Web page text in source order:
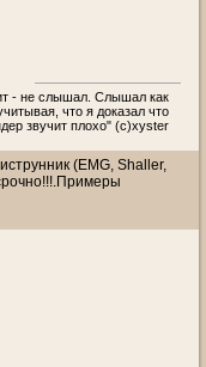
- не слышал. Слышал как
что я доказал что
звучит плохо" (c)xyster
(EMG, Shaller,